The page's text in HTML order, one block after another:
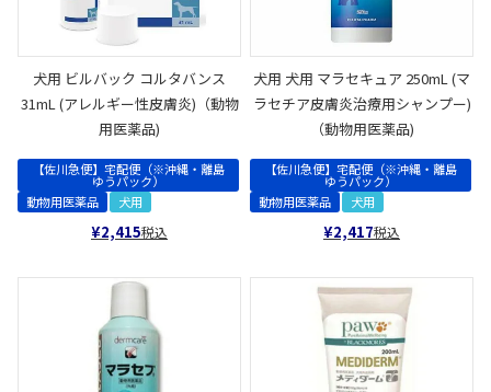
犬用 ビルバック コルタバンス
31mL (アレルギー性皮膚炎)（動物
用医薬品)
【佐川急便】宅配便（※沖縄・離島
ゆうパック）
動物用医薬品
犬用
¥2,415税込
犬用 犬用 マラセキュア 250mL (マ
ラセチア皮膚炎治療用シャンプー)
（動物用医薬品)
【佐川急便】宅配便（※沖縄・離島
ゆうパック）
動物用医薬品
犬用
¥2,417税込